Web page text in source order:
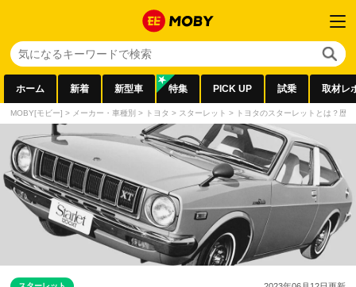
ホーム 新着 新型車 特集 PICK UP 試乗 取材レ
MOBY[モビー] > メーカー・車種別 > トヨタ > スターレット > トヨタのスターレットとは？歴